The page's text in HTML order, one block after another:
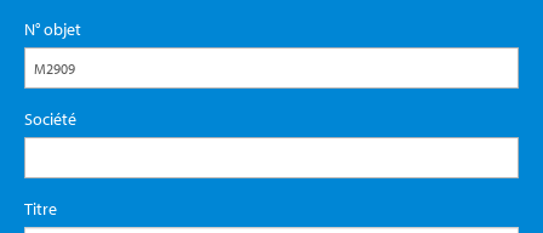
N° objet
Société
Titre